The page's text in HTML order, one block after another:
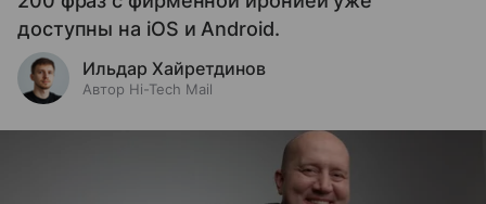
доступны на iOS и Android.
Ильдар Хайретдинов
Автор Hi-Tech Mail